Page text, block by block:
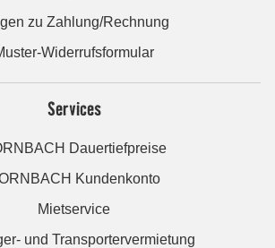
zu Zahlung/Rechnung
Widerrufsformular
Services
Dauertiefpreise
Kundenkonto
Mietservice
und Transportervermietung